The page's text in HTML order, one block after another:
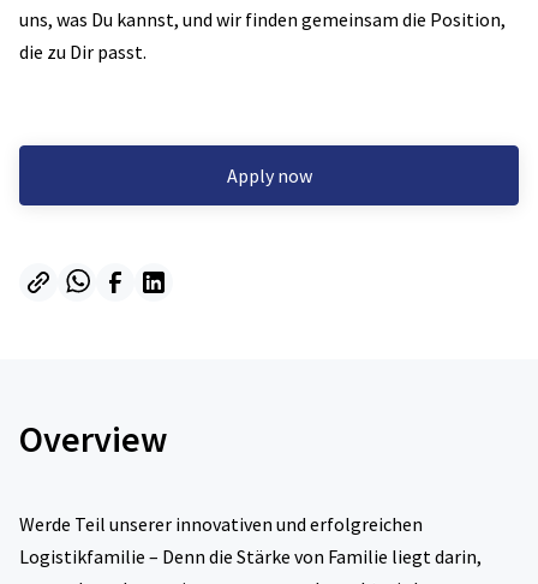
uns, was Du kannst, und wir finden gemeinsam die Position,
die zu Dir passt.
Apply now
Overview
Werde Teil unserer innovativen und erfolgreichen
Logistikfamilie – Denn die Stärke von Familie liegt darin,